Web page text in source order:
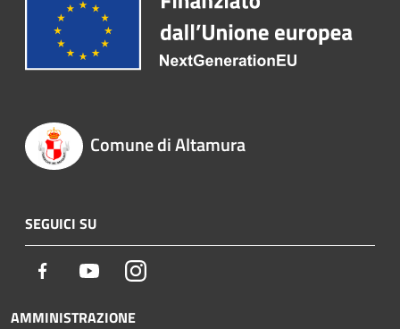
Comune di Altamura
SEGUICI SU
Facebook YoutubeInstagram
AMMINISTRAZIONE